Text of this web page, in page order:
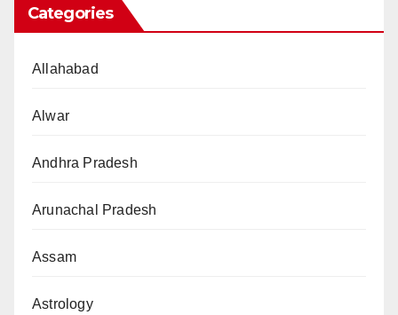
Categories
Allahabad
Alwar
Andhra Pradesh
Arunachal Pradesh
Assam
Astrology